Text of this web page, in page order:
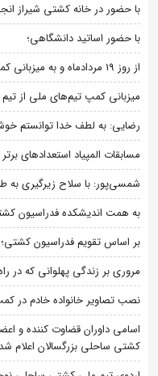
با حضور در خانه کشتی شیراز
با حضور اساتید دانشگاهی؛
از روز 19 مردادماه و به میزبانی کمپ تیم های ملی؛
میزبانی کمپ تیم‌های ملی از
رضایی: به لطف خدا توانستم
مسابقات المپیاد استعدادهای
شمسی‌پور: با سلاح زیرگیری به
به همت اندیشکده فدراسیون
بر اساس تقویم فدراسیون کشتی؛
مروری بر زندگی پهلوانی که در
نصب تصاویر خانواده خادم در
اسامی داوران قضاوت کننده و
کشتی ساحلی بزرگسالان اعلام شد